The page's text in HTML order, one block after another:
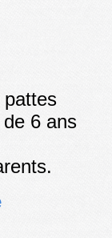
pattes
6 ans